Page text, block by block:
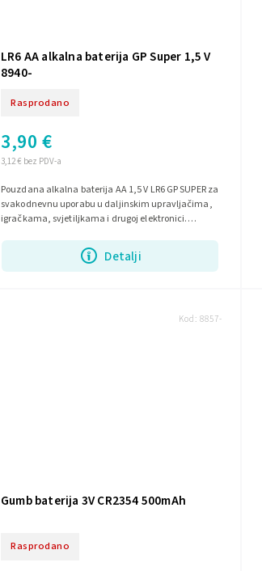
LR6 AA alkalna baterija GP Super 1,5 V
8940-
Rasprodano
3,12 € bez PDV-a
3,90 €
Detalji
Pouzdana alkalna baterija AA 1,5 V LR6 GP SUPER za
svakodnevnu uporabu u daljinskim upravljačima,
igračkama, svjetiljkama i drugoj elektronici.
Gumb baterija 3V CR2354 500mAh
Rasprodano
Kod:8857-